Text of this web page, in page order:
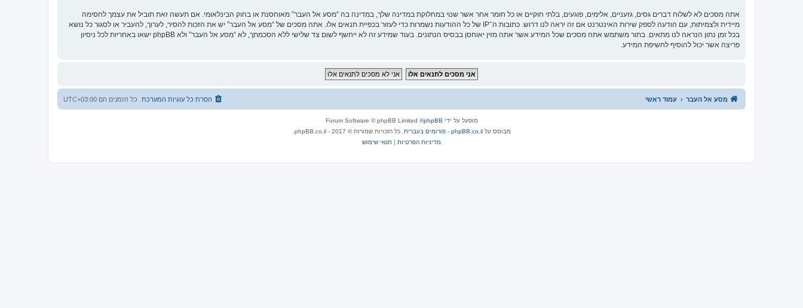
אתה מסכים לא לשלוח דברים גסים, גזעניים, אלימים, פוגעים, בלתי חוקיים או כל חומר אחר אשר שנוי במחלוקת במדינה שלך, במדינה בה “מסע אל העבר” מאוחסנת או בחוק הבינלאומי. אם תעשה זאת תוביל את עצמך לחסימה
מיידית ולצמיתות, עם הודעה לספק שירות האינטרנט אם זה יראה לנו דרוש. כתובות ה־IP של כל ההודעות נשמרות כדי לעזור בכפיית תנאים אלו. אתה מסכים של “מסע אל העבר” יש את הזכות להסיר, לערוך, להעביר או לסגור כל נושא
בכל זמן נתון הנראה לנו מתאים. בתור משתמש אתה מסכים שכל המידע אשר אתה מזין יאוחסן בבסיס הנתונים. בעוד שמידע זה לא ייחשף לשום צד שלישי ללא הסכמתך, לא “מסע אל העבר” ולא phpBB ישאו באחריות לכל ניסיון
פריצה אשר יכול להוסיף לחשיפת המידע.
מסע אל העבר עמוד ראשי כל הזמנים הם UTC+03:00 הסרת כל עוגיות המערכת
מופעל על ידי phpBB
® Forum Software © phpBB Limited
מבוסס עלphpBB.co.il - פורומים בעברית
. כל הזכויות שמורות © 2017 - phpBB.co.il.
מדיניות הפרטיות | תנאי שימוש